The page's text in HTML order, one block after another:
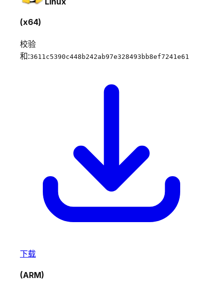
(x64)
校验
和:3611c5390c448b242ab97e328493bb8ef7241e61
下载
(ARM)